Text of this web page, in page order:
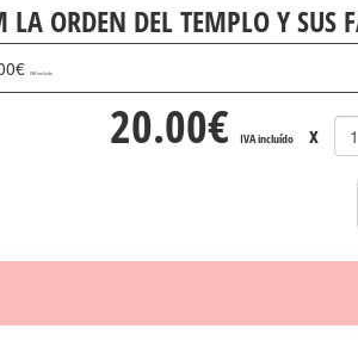
LA ORDEN DEL TEMPLO Y SUS
€ IVA incluído
20.00€ IVA incluído x